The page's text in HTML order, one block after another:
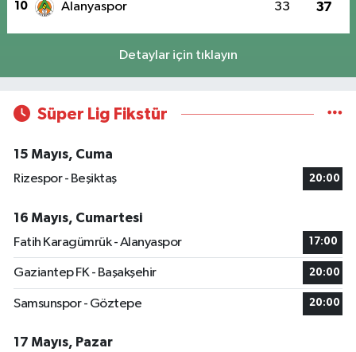
10 Alanyaspor 33 37
Detaylar için tıklayın
Süper Lig Fikstür
15 Mayıs, Cuma
Rizespor - Beşiktaş
20:00
16 Mayıs, Cumartesi
Fatih Karagümrük - Alanyaspor
17:00
Gaziantep FK - Başakşehir 20:00
Samsunspor - Göztepe 20:00
17 Mayıs, Pazar